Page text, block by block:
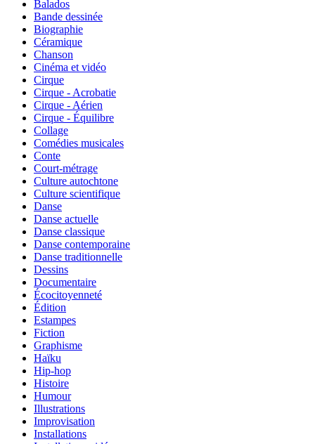
Balados
Bande dessinée
Biographie
Céramique
Chanson
Cinéma et vidéo
Cirque
Cirque - Acrobatie
Cirque - Aérien
Cirque - Équilibre
Collage
Comédies musicales
Conte
Court-métrage
Culture autochtone
Culture scientifique
Danse
Danse actuelle
Danse classique
Danse contemporaine
Danse traditionnelle
Dessins
Documentaire
Écocitoyenneté
Édition
Estampes
Fiction
Graphisme
Haïku
Hip-hop
Histoire
Humour
Illustrations
Improvisation
Installations